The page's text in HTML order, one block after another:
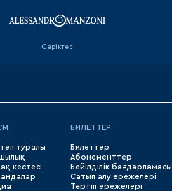
Серіктес
туралы
кестесі
БИЛЕТТЕР
Билеттер
Абонементтер
Бейілділік бағдарламасы
Сатып алу ережелері
Тәртіп ережелері